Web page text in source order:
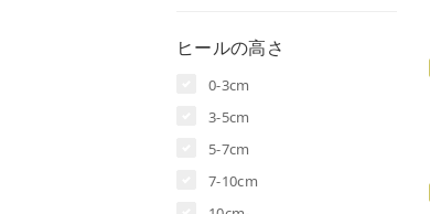
ヒールの高さ
0-3cm
3-5cm
5-7cm
7-10cm